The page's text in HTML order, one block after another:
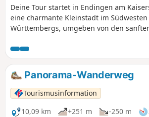
Deine Tour startet in Endingen am
eine charmante Kleinstadt im Südwesten
Württembergs, umgeben von den
Wandermöglichkeiten durch Weinberge,
Vulkanlandschaften sowie
die Rheinebene und die Vogesen.
Panorama-Wanderweg
Tourismusinformation
10,09 km
+251 m -250 m